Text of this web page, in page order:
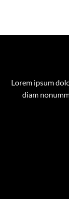
Lorem ipsum
diam